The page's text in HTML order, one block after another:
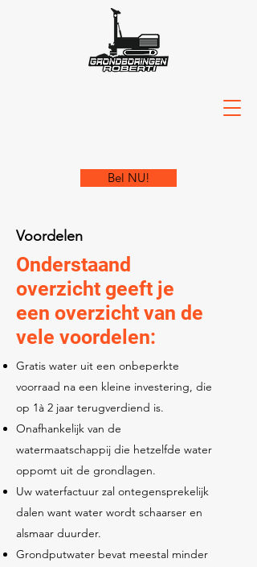
Bel NU!
Voordelen
Onderstaand
overzicht geeft je
een overzicht van de
vele voordelen:
Gratis water uit een onbeperkte
voorraad na een kleine investering, die
op 1à 2 jaar terugverdiend is.
Onafhankelijk van de
watermaatschappij die hetzelfde water
oppomt uit de grondlagen.
Uw waterfactuur zal ontegensprekelijk
dalen want water wordt schaarser en
alsmaar duurder.
Grondputwater bevat meestal minder